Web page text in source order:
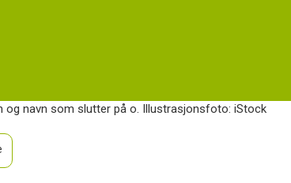
og navn som slutter på o. Illustrasjonsfoto: iStock